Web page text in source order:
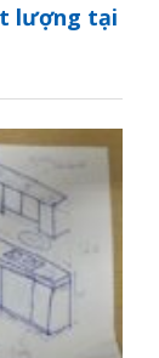
lượng tại